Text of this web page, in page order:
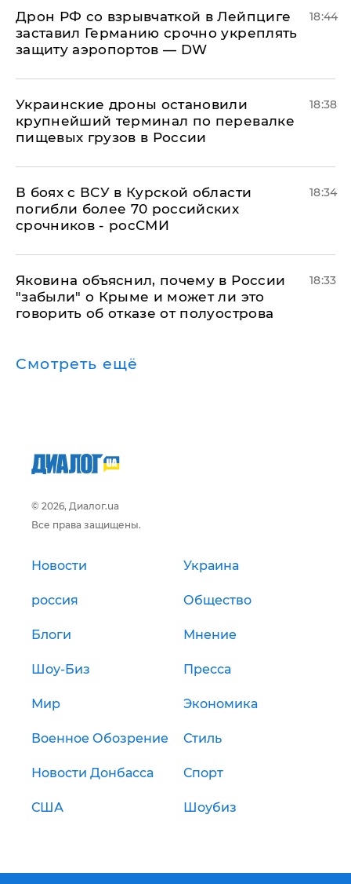
​Дрон РФ со взрывчаткой в Лейпциге
заставил Германию срочно укреплять
защиту аэропортов — DW
18:44
Украинские дроны остановили
крупнейший терминал по перевалке
пищевых грузов в России
18:38
В боях с ВСУ в Курской области
погибли более 70 российских
срочников - росСМИ
18:34
Яковина объяснил, почему в России
"забыли" о Крыме и может ли это
говорить об отказе от полуострова
18:33
Смотреть ещё
© 2026, Диалог.ua
Все права защищены.
Новости Украина
россия Общество
Блоги Мнение
Шоу-Биз Пресса
Мир Экономика
Военное Обозрение Стиль
Новости Донбасса Спорт
США Шоубиз